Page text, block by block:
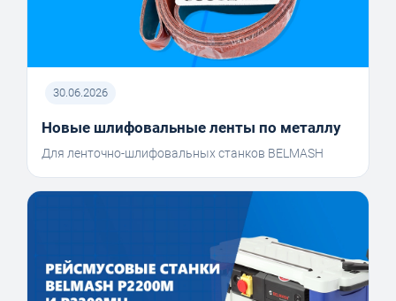
30.06.2026
Новые шлифовальные ленты по металлу
Для ленточно-шлифовальных станков BELMASH